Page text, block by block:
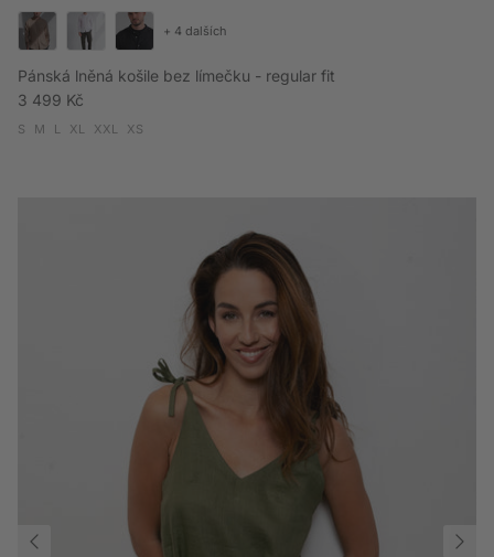
Pánská lněná košile bez límečku - regular fit
Běžná cena
3 499 Kč
S M L XL XXL XS
+ 4 dalších